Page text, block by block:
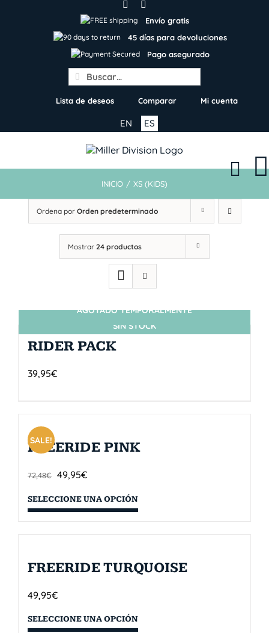
Envío gratis
45 días para devoluciones
Pago asegurado
Search
for:
Lista de deseos Comparar Mi cuenta
ES
EN
INICIO / XS (KIDS)
Ordena por Orden predeterminado
Mostrar 24 productos
SIN STOCK
AGOTADO TEMPORALMENTE
RIDER PACK
39,95€
SALE!
FREERIDE PINK
72,48€ 49,95€
SELECCIONE UNA OPCIÓN
FREERIDE TURQUOISE
49,95€
SELECCIONE UNA OPCIÓN